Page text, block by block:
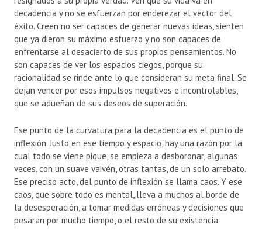
decadencia y no se esfuerzan por enderezar el vector del
éxito. Creen no ser capaces de generar nuevas ideas, sienten
que ya dieron su máximo esfuerzo y no son capaces de
enfrentarse al desacierto de sus propios pensamientos. No
son capaces de ver los espacios ciegos, porque su
racionalidad se rinde ante lo que consideran su meta final. Se
dejan vencer por esos impulsos negativos e incontrolables,
que se adueñan de sus deseos de superación.
Ese punto de la curvatura para la decadencia es el punto de
inflexión. Justo en ese tiempo y espacio, hay una razón por la
cual todo se viene pique, se empieza a desboronar, algunas
veces, con un suave vaivén, otras tantas, de un solo arrebato.
Ese preciso acto, del punto de inflexión se llama caos. Y ese
caos, que sobre todo es mental, lleva a muchos al borde de
la desesperación, a tomar medidas erróneas y decisiones que
pesaran por mucho tiempo, o el resto de su existencia.